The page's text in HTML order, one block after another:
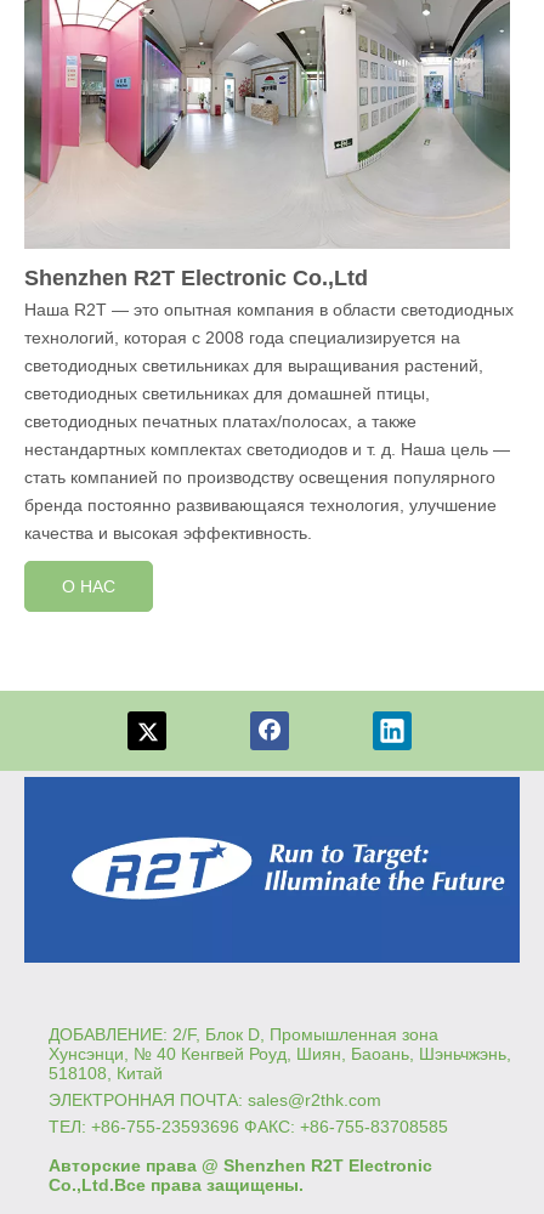
Shenzhen R2T Electronic Co.,Ltd
Наша R2T — это опытная компания в области светодиодных
технологий, которая с 2008 года специализируется на
светодиодных светильниках для выращивания растений,
светодиодных светильниках для домашней птицы,
светодиодных печатных платах/полосах, а также
нестандартных комплектах светодиодов и т. д. Наша цель —
стать компанией по производству освещения популярного
бренда постоянно развивающаяся технология, улучшение
качества и высокая эффективность.
О НАС
ДОБАВЛЕНИЕ: 2/F, Блок D, Промышленная зона
Хунсэнци, № 40 Кенгвей Роуд, Шиян, Баоань, Шэньчжэнь,
518108, Китай
ЭЛЕКТРОННАЯ ПОЧТА: sales@r2thk.com
ТЕЛ: +86-755-23593696 ФАКС: +86-755-83708585
Авторские права @ Shenzhen R2T Electronic
Co.,Ltd.Все права защищены.